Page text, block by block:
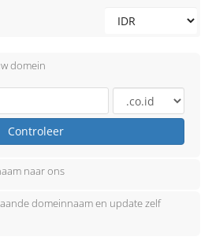
domein
Controleer
naar ons
domeinnaam en update zelf